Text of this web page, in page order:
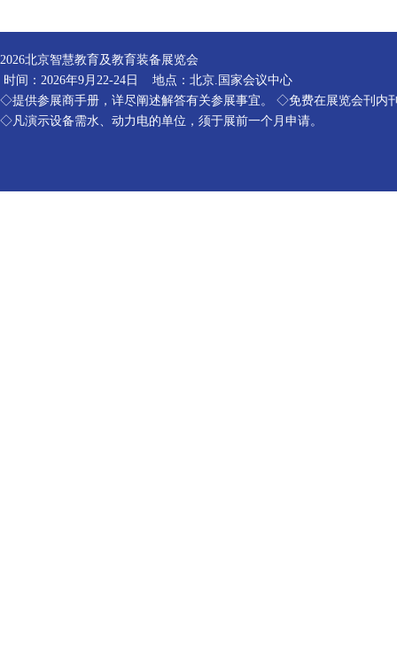
2026北京智慧教育及教育装备展览会
时间：2026年9月22-24日 地点：北京.国家会议中心
◇提供参展商手册，详尽阐述解答有关参展事宜。 ◇免费在展览会刊内
◇凡演示设备需水、动力电的单位，须于展前一个月申请。